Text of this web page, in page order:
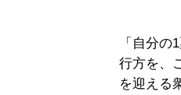
「自分
行方を、
を迎える